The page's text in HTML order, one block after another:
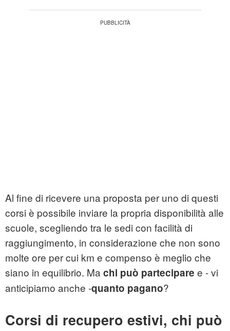
Al fine di ricevere una proposta per uno di questi
corsi è possibile inviare la propria disponibilità alle
scuole, scegliendo tra le sedi con facilità di
raggiungimento, in considerazione che non sono
molte ore per cui km e compenso è meglio che
siano in equilibrio. Ma chi può partecipare e - vi
anticipiamo anche -quanto pagano?
Corsi di recupero estivi, chi può